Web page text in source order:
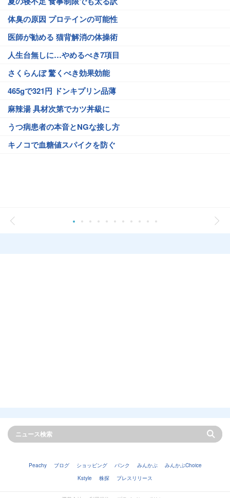
体臭の原因 プロテインの可能性
医師が勧める 猫背解消の体操術
人生台無しに…やめるべき7項目
さくらんぼ 驚くべき効果効能
465gで321円 ドンキプリン品薄
麻辣湯 具材次第でカツ丼級に
うつ病患者の本音とNGな接し方
キノコで血糖値スパイクを防ぐ
Peachy ブログ ショッピング バンク みんかぶ
みんかぶChoice
Kstyle
株探 プレスリリース